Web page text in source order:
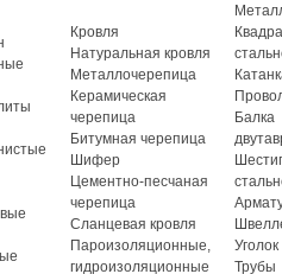
Кровля
Натуральная кровля
Металлочерепица
Керамическая
черепица
Битумная черепица
Шифер
Цементно-песчаная
черепица
Сланцевая кровля
Пароизоляционные,
гидроизоляционные
Балка
Уголок
Трубы